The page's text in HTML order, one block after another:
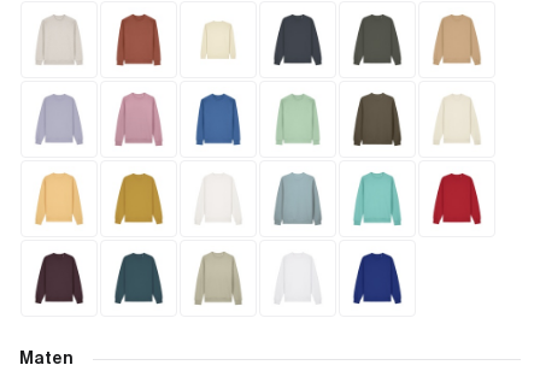
Maten